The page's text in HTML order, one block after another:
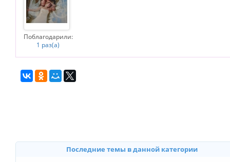
Поблагодарили:
1 раз(а)
Последние темы в данной категории